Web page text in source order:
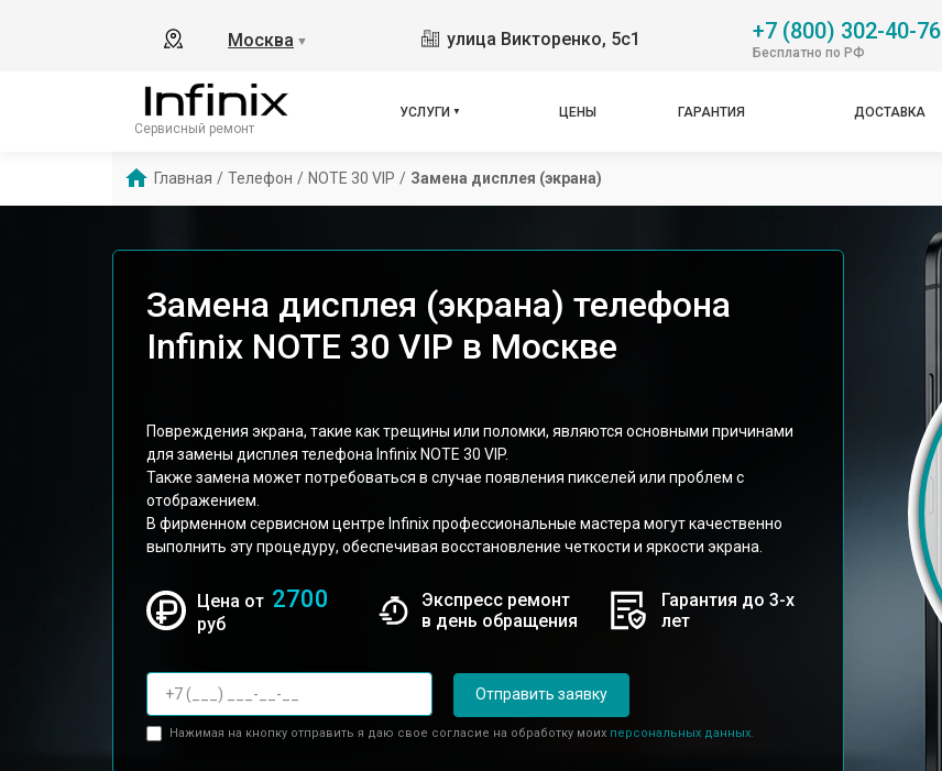
Москва ▼ улица Викторенко, 5с1 +7 (800) 302-40-76
Бесплатно по РФ
Сервисный ремонт
УСЛУГИ ЦЕНЫ ГАРАНТИЯ ДОСТАВКА
Главная / Телефон / NOTE 30 VIP / Замена дисплея (экрана)
Замена дисплея (экрана) телефона
Infinix NOTE 30 VIP в Москве
Повреждения экрана, такие как трещины или поломки, являются основными причинами
для замены дисплея телефона Infinix NOTE 30 VIP.
Также замена может потребоваться в случае появления пикселей или проблем с
отображением.
В фирменном сервисном центре Infinix профессиональные мастера могут качественно
выполнить эту процедуру, обеспечивая восстановление четкости и яркости экрана.
Цена от 2700
руб
Экспресс ремонт
в день обращения
Гарантия до 3-х
лет
Отправить заявку
Нажимая на кнопку отправить я даю свое согласие на обработку моих персональных данных.